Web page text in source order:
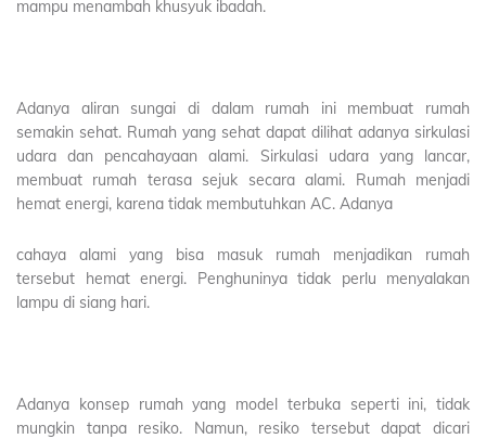
mampu menambah khusyuk ibadah.
Adanya aliran sungai di dalam rumah ini membuat rumah
semakin sehat. Rumah yang sehat dapat dilihat adanya sirkulasi
udara dan pencahayaan alami. Sirkulasi udara yang lancar,
membuat rumah terasa sejuk secara alami. Rumah menjadi
hemat energi, karena tidak membutuhkan AC. Adanya
cahaya alami yang bisa masuk rumah menjadikan rumah
tersebut hemat energi. Penghuninya tidak perlu menyalakan
lampu di siang hari.
Adanya konsep rumah yang model terbuka seperti ini, tidak
mungkin tanpa resiko. Namun, resiko tersebut dapat dicari